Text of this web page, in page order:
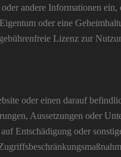
andere Informationen
oder eine
Lizenz zur
oder einen darauf
Aussetzungen oder
Entschädigung oder